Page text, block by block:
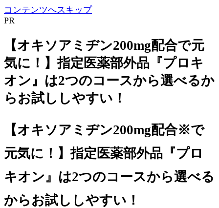
コンテンツへスキップ
PR
【オキソアミヂン200mg配合で元
気に！】指定医薬部外品『プロキ
オン』は2つのコースから選べるか
らお試ししやすい！
【オキソアミヂン200mg配合※で
元気に！】指定医薬部外品『プロ
キオン』は2つのコースから選べる
からお試ししやすい！